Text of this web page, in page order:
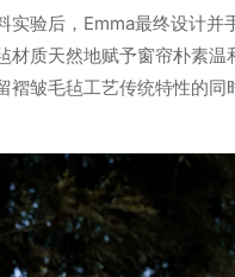
实验后，Emma最终设计并
材质天然地赋予窗帘朴素温
褶皱毛毡工艺传统特性的同